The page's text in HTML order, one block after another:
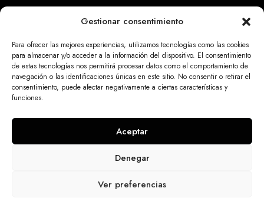
Gestionar consentimiento
Para ofrecer las mejores experiencias, utilizamos tecnologías como las cookies
para almacenar y/o acceder a la información del dispositivo. El consentimiento
de estas tecnologías nos permitirá procesar datos como el comportamiento de
navegación o las identificaciones únicas en este sitio. No consentir o retirar el
consentimiento, puede afectar negativamente a ciertas características y
funciones.
Aceptar
Denegar
Ver preferencias
Noticias
Aviso Legal
Politicas Cookies
pormiempresa.online